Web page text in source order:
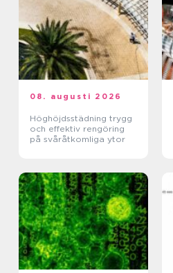
08. augusti 2026
Höghöjdsstädning trygg
och effektiv rengöring
på svåråtkomliga ytor